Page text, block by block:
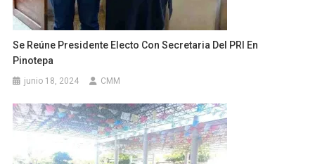
Se Reúne Presidente Electo Con Secretaria Del PRI En
Pinotepa
junio 18, 2024 CMM